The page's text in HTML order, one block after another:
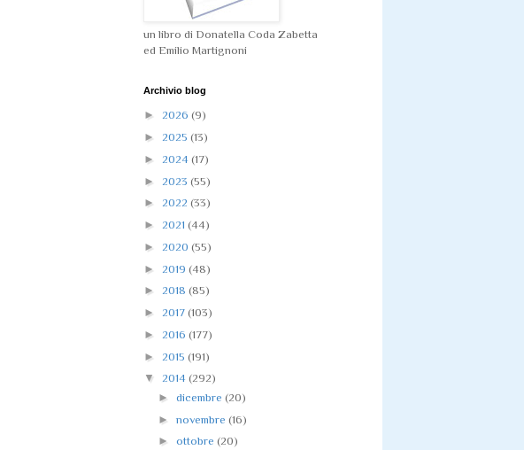
un libro di Donatella Coda Zabetta
ed Emilio Martignoni
Archivio blog
► 2026 (9)
► 2025 (13)
► 2024 (17)
► 2023 (55)
► 2022 (33)
► 2021 (44)
► 2020 (55)
► 2019 (48)
► 2018 (85)
► 2017 (103)
► 2016 (177)
► 2015 (191)
▼ 2014 (292)
► dicembre (20)
► novembre (16)
► ottobre (20)